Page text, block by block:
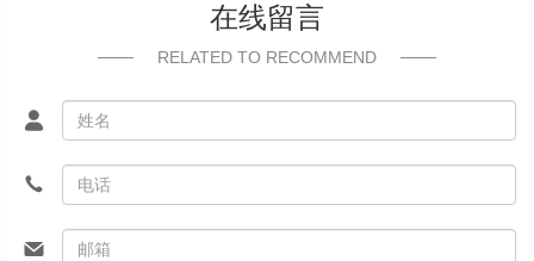
在线留言
RELATED TO RECOMMEND